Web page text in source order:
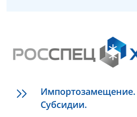
Импортозамещение.
Субсидии.